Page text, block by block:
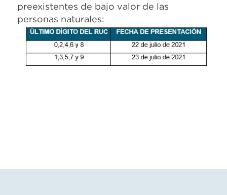
preexistentes de bajo valor de las
personas naturales: